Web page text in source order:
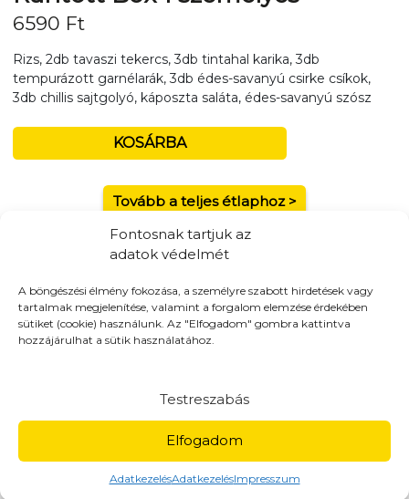
Fontosnak tartjuk az
adatok védelmét
A böngészési élmény fokozása, a személyre szabott hirdetések vagy
tartalmak megjelenítése, valamint a forgalom elemzése érdekében
sütiket (cookie) használunk. Az "Elfogadom" gombra kattintva
hozzájárulhat a sütik használatához.
Elfogadom
Testreszabás
AdatkezelésAdatkezelésImpresszum
6590 Ft
Rizs, 2db tavaszi tekercs, 3db tintahal karika, 3db
tempurázott garnélarák, 3db édes-savanyú csirke csíkok,
3db chillis sajtgolyó, káposzta saláta, édes-savanyú szósz
KOSÁRBA
Tovább a teljes étlaphoz >
Házhozszállítás / Elvitel Rendelj Online
Szállítunk:16 -kerület, Kistarcsa, Kerepes, Mogyoród,